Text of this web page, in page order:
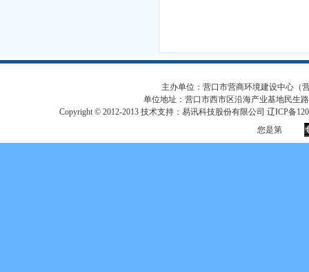
主办单位：营口市营商环境建设中心（
单位地址：营口市西市区沿海产业基地民生
Copyright © 2012-2013 技术支持：易讯科技股份有限公司 辽ICP备
您是第